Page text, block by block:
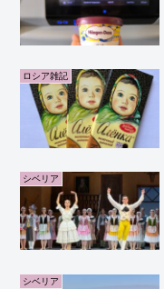
ロシア雑記
シベリア
シベリア